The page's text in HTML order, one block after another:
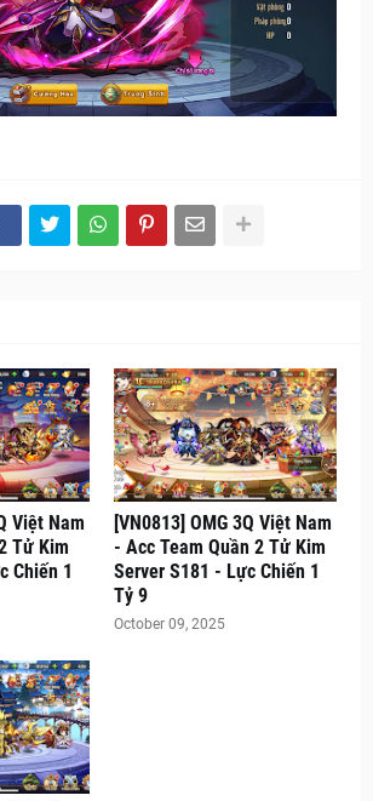
Việt Nam
Tử Kim
Chiến 1
[VN0813] OMG 3Q Việt Nam
- Acc Team Quần 2 Tử Kim
Server S181 - Lực Chiến 1
Tỷ 9
October 09, 2025